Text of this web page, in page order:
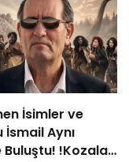
İsimler ve
İsmail Aynı
Buluştu! !Kozalak